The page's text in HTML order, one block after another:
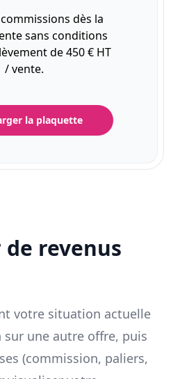
dès la
sans conditions
de 450 € HT
/ vente.
la plaquette
revenus
votre situation actuelle
une autre offre, puis
(commission, paliers,